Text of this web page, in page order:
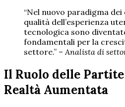
“Nel nuovo paradigma
qualità dell’esperienza
tecnologica sono
fondamentali per la
settore.” –Analista di
Il Ruolo delle
Realtà Aumentata